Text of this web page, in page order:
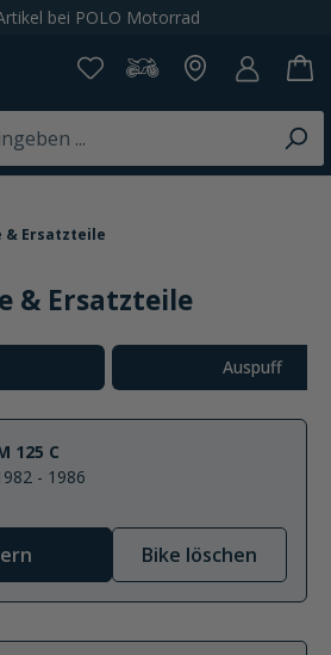
Motorrad
Ersatzteile
& Ersatzteile
Auspuff
125 C
- 1986
Bike löschen